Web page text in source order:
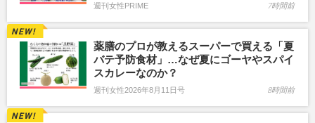
週刊女性PRIME 7時間前
薬膳のプロが教えるスーパーで買える「夏
バテ予防食材」…なぜ夏にゴーヤやスパイ
スカレーなのか？
週刊女性2026年8月11日号 8時間前